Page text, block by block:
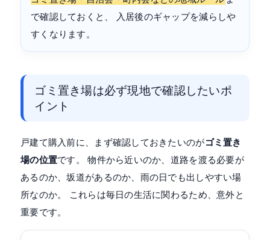
で確認しておくと、 入居後のギャップを減らしや
すくなります。
ゴミ置き場は必ず現地で確認したいポ
イント
戸建て購入前に、まず確認しておきたいのがゴミ置き
場の位置です。 物件から近いのか、道路を渡る必要が
あるのか、坂道があるのか、雨の日でも出しやすい場
所なのか。 これらは毎日の生活に関わるため、意外と
重要です。